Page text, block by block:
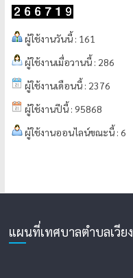
ผู้ใช้งานวันนี้ : 161
ผู้ใช้งานเมื่อวานนี้ : 286
ผู้ใช้งานเดือนนี้ : 2376
ผู้ใช้งานปีนี้ : 95868
ผู้ใช้งานออนไลน์ขณะนี้ : 6
แผนที่เทศบาลตำบลเวียง